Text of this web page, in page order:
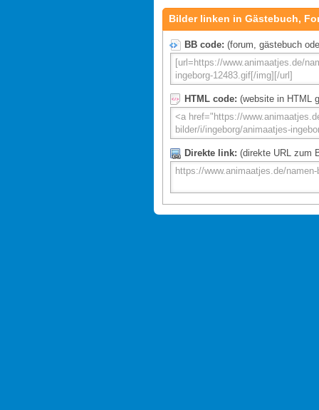
Bilder linken in Gästebuch,
BB code: (forum, gästebuch
HTML code: (website in HTML
Direkte link: (direkte URL zum